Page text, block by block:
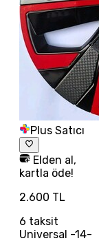
Plus Satıcı
Elden al,
kartla öde!
2.600 TL
6 taksit
Universal -14-